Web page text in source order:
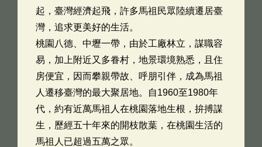
起，臺灣經濟起飛，許多馬祖民眾陸續遷居臺
灣，追求更美好的生活。
桃園八德、中壢一帶，由於工廠林立，謀職容
易，加上附近又多眷村，地景環境熟悉，且住
房便宜，因而攀親帶故、呼朋引伴，成為馬祖
人遷移臺灣的最大聚居地。自1960至1980年
代，約有近萬馬祖人在桃園落地生根，拚搏謀
生，歷經五十年來的開枝散葉，在桃園生活的
馬祖人已超過五萬之眾。